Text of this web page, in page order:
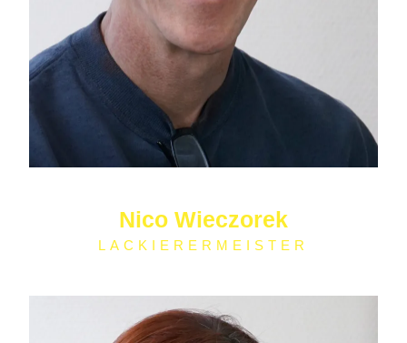
Nico Wieczorek
LACKIERERMEISTER